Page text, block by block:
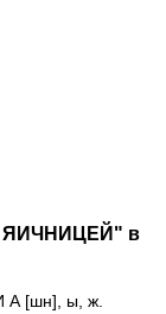
ЯИЧНИЦЕЙ" в
[шн], ы, ж.